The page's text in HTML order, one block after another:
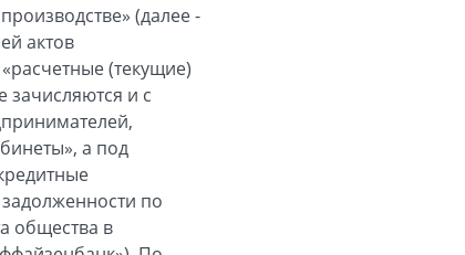
(далее -
актов
(текущие)
зачисляются и с
а под
по
общества в